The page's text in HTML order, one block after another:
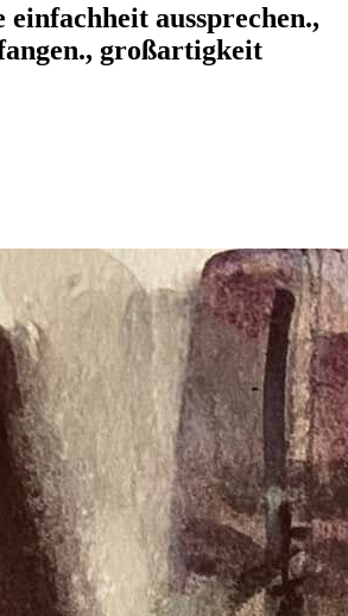
einfachheit aussprechen.,
großartigkeit